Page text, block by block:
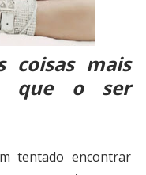
coisas mais
que o ser
tentado encontrar